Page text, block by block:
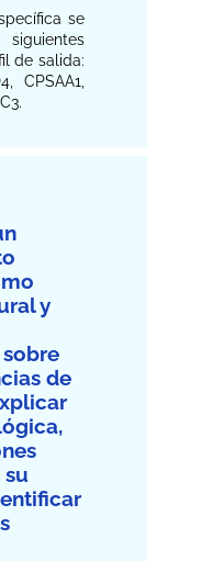
se
de salida:
CPSAA1,
y
de